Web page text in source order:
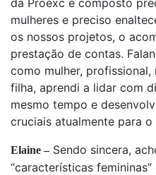
mulheres e preciso
os nossos projetos, o
prestação de contas.
como mulher,
filha, aprendi a lidar com
mesmo tempo e
cruciais atualmente para
Elaine –Sendo sincera,
“características